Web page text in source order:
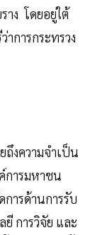
าง โดยอยู่ใต้
การกระทรวง
งความจำเป็น
การมหาชน
ารด้านการรับ
การวิจัย และ